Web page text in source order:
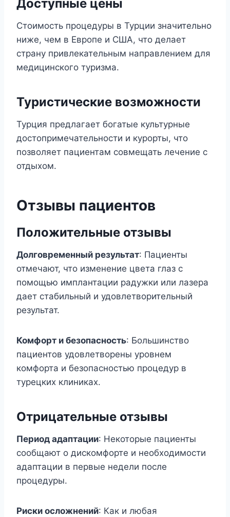
Доступные цены
Стоимость процедуры в Турции значительно
ниже, чем в Европе и США, что делает
страну привлекательным направлением для
медицинского туризма.
Туристические возможности
Турция предлагает богатые культурные
достопримечательности и курорты, что
позволяет пациентам совмещать лечение с
отдыхом.
Отзывы пациентов
Положительные отзывы
Долговременный результат: Пациенты
отмечают, что изменение цвета глаз с
помощью имплантации радужки или лазера
дает стабильный и удовлетворительный
результат.
Комфорт и безопасность: Большинство
пациентов удовлетворены уровнем
комфорта и безопасностью процедур в
турецких клиниках.
Отрицательные отзывы
Период адаптации: Некоторые пациенты
сообщают о дискомфорте и необходимости
адаптации в первые недели после
процедуры.
Риски осложнений: Как и любая